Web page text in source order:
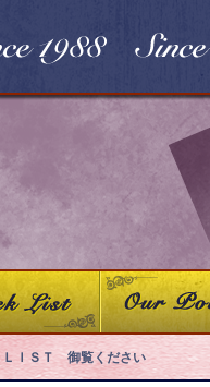
ＩＳＴ 御覧ください